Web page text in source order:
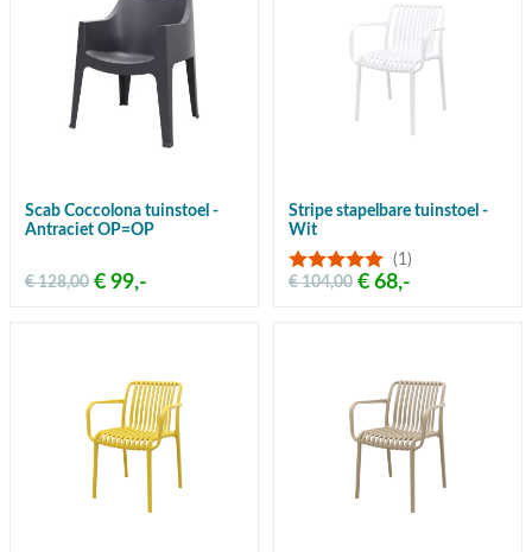
Scab Coccolona tuinstoel -
Antraciet OP=OP
€ 99,-
€ 128,00
Stripe stapelbare tuinstoel -
Wit
(1)
€ 68,-
€ 104,00